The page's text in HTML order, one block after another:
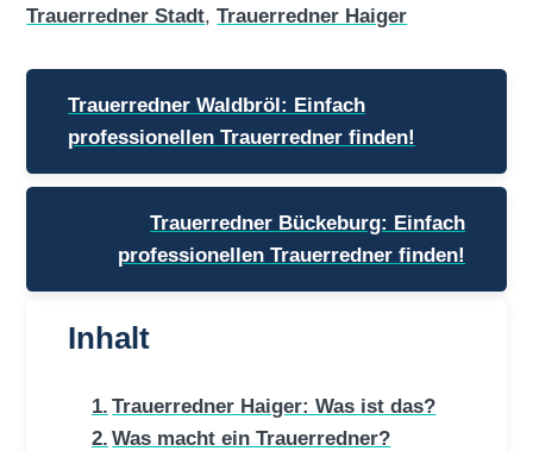
Trauerredner Stadt,Trauerredner Haiger
Beitragsnavigation
Trauerredner Waldbröl: Einfach
professionellen Trauerredner finden!
Trauerredner Bückeburg: Einfach
professionellen Trauerredner finden!
Inhalt
Trauerredner Haiger: Was ist das?
Was macht ein Trauerredner?